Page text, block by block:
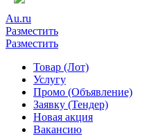
Au.ru
Разместить
Разместить
Товар (Лот)
Услугу
Промо (Объявление)
Заявку (Тендер)
Новая акция
Вакансию